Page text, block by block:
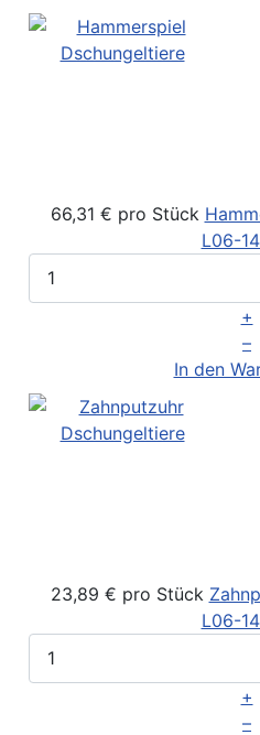
66,31 € pro Stück
L06-
+
–
In den
23,89 € pro Stück
L06-
+
–